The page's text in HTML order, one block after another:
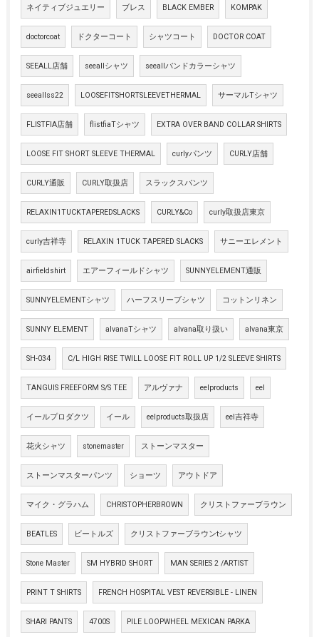
ネイティブジュエリー ブレス BLACK EMBER KOMPAK
doctorcoat ドクターコート シャツコート DOCTOR COAT
SEEALL店舗 seeallシャツ seeallバンドカラーシャツ
seeallss22 LOOSEFITSHORTSLEEVETHERMAL サーマルTシャツ
FLISTFIA店舗 flistfiaTシャツ EXTRA OVER BAND COLLAR SHIRTS
LOOSE FIT SHORT SLEEVE THERMAL curlyパンツ CURLY店舗
CURLY通販 CURLY取扱店 スラックスパンツ
RELAXIN1TUCKTAPEREDSLACKS CURLY&Co curly取扱店東京
curly吉祥寺 RELAXIN 1TUCK TAPERED SLACKS サニーエレメント
airfieldshirt エアーフィールドシャツ SUNNYELEMENT通販
SUNNYELEMENTシャツ ハーフスリーブシャツ コットンリネン
SUNNY ELEMENT alvanaTシャツ alvana取り扱い alvana東京
SH-034 C/L HIGH RISE TWILL LOOSE FIT ROLL UP 1/2 SLEEVE SHIRTS
TANGUIS FREEFORM S/S TEE アルヴァナ eelproducts eel
イールプロダクツ イール eelproducts取扱店 eel吉祥寺
花火シャツ stonemaster ストーンマスター
ストーンマスターパンツ ショーツ アウトドア
マイク・グラハム CHRISTOPHERBROWN クリストファーブラウン
BEATLES ビートルズ クリストファーブラウンtシャツ
Stone Master SM HYBRID SHORT MAN SERIES 2 /ARTIST
PRINT T SHIRTS FRENCH HOSPITAL VEST REVERSIBLE - LINEN
SHARI PANTS 4700S PILE LOOPWHEEL MEXICAN PARKA